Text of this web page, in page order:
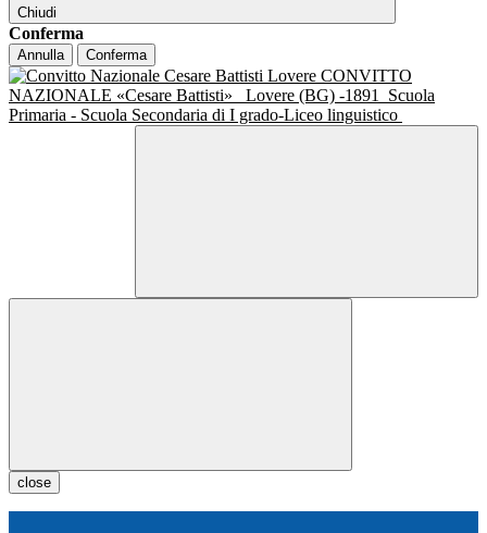
Chiudi
Conferma
Annulla Conferma
CONVITTO
NAZIONALE «Cesare Battisti»
Lovere (BG) -1891
Scuola
Primaria - Scuola Secondaria di I grado-Liceo linguistico
close